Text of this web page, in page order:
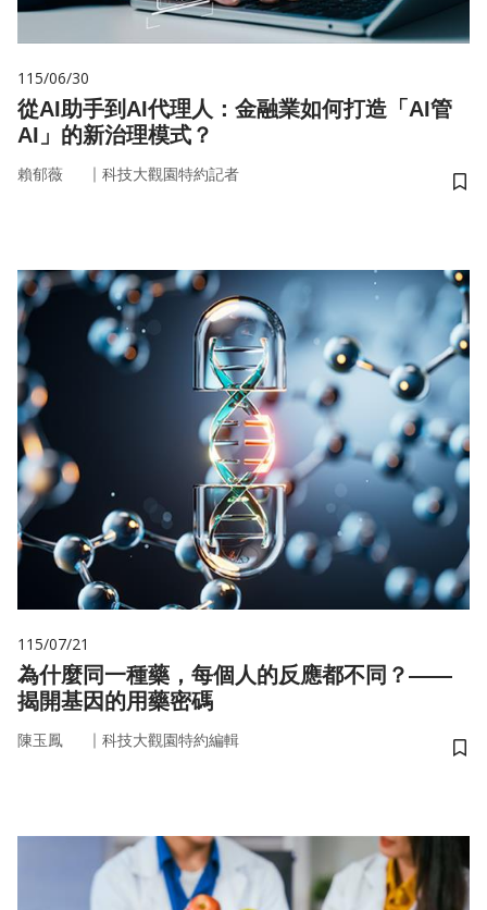
115/06/30
從AI助手到AI代理人：金融業如何打造「AI管
AI」的新治理模式？
賴郁薇 ｜ 科技大觀園特約記者
儲
115/07/21
為什麼同一種藥，每個人的反應都不同？——
揭開基因的用藥密碼
陳玉鳳 ｜ 科技大觀園特約編輯
儲